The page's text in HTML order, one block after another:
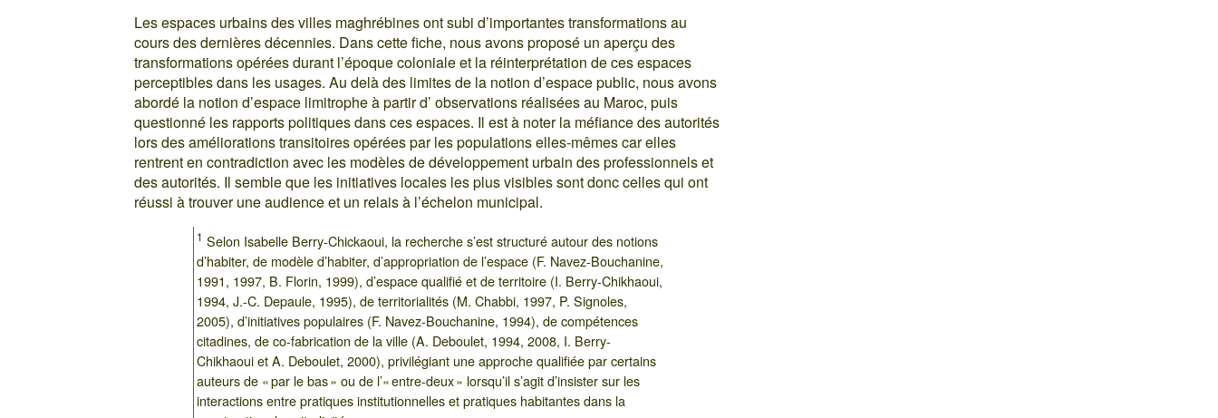
Les espaces urbains des villes maghrébines ont subi d’importantes transformations au
cours des dernières décennies. Dans cette fiche, nous avons proposé un aperçu des
transformations opérées durant l’époque coloniale et la réinterprétation de ces espaces
perceptibles dans les usages. Au delà des limites de la notion d’espace public, nous avons
abordé la notion d’espace limitrophe à partir d’ observations réalisées au Maroc, puis
questionné les rapports politiques dans ces espaces. Il est à noter la méfiance des autorités
lors des améliorations transitoires opérées par les populations elles-mêmes car elles
rentrent en contradiction avec les modèles de développement urbain des professionnels et
des autorités. Il semble que les initiatives locales les plus visibles sont donc celles qui ont
réussi à trouver une audience et un relais à l’échelon municipal.
1 Selon Isabelle Berry-Chickaoui, la recherche s’est structuré autour des notions
d’habiter, de modèle d’habiter, d’appropriation de l’espace (F. Navez-Bouchanine,
1991, 1997, B. Florin, 1999), d’espace qualifié et de territoire (I. Berry-Chikhaoui,
1994, J.-C. Depaule, 1995), de territorialités (M. Chabbi, 1997, P. Signoles,
2005), d’initiatives populaires (F. Navez-Bouchanine, 1994), de compétences
citadines, de co-fabrication de la ville (A. Deboulet, 1994, 2008, I. Berry-
Chikhaoui et A. Deboulet, 2000), privilégiant une approche qualifiée par certains
auteurs de « par le bas » ou de l’« entre-deux » lorsqu’il s’agit d’insister sur les
interactions entre pratiques institutionnelles et pratiques habitantes dans la